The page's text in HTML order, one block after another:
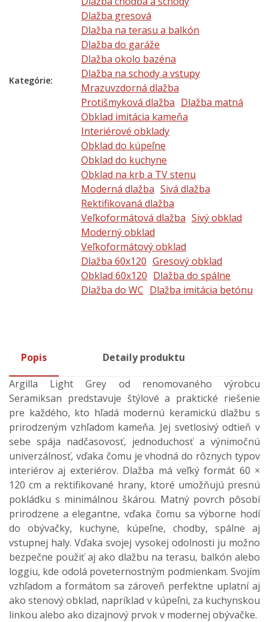
Kategórie:
Dlažba gresová
Dlažba na terasu a balkón
Dlažba do garáže
Dlažba okolo bazéna
Dlažba na schody a vstupy
Mrazuvzdorná dlažba
Protišmyková dlažba Dlažba matná
Obklad imitácia kameňa
Interiérové obklady
Obklad do kúpeľne
Obklad do kuchyne
Obklad na krb a TV stenu
Moderná dlažba Sivá dlažba
Rektifikovaná dlažba
Veľkoformátová dlažba Sivý obklad
Moderný obklad
Veľkoformátový obklad
Dlažba 60x120 Gresový obklad
Obklad 60x120 Dlažba do spálne
Dlažba do WC Dlažba imitácia betónu
Popis
Detaily produktu
Argilla Light Grey od renomovaného výrobcu
Seramiksan predstavuje štýlové a praktické riešenie
pre každého, kto hľadá modernú keramickú dlažbu s
prirodzeným vzhľadom kameňa. Jej svetlosivý odtieň v
sebe spája nadčasovosť, jednoduchosť a výnimočnú
univerzálnosť, vďaka čomu je vhodná do rôznych typov
interiérov aj exteriérov. Dlažba má veľký formát 60 ×
120 cm a rektifikované hrany, ktoré umožňujú presnú
pokládku s minimálnou škárou. Matný povrch pôsobí
prirodzene a elegantne, vďaka čomu sa výborne hodí
do obývačky, kuchyne, kúpeľne, chodby, spálne aj
vstupnej haly. Vďaka svojej vysokej odolnosti ju možno
bezpečne použiť aj ako dlažbu na terasu, balkón alebo
loggiu, kde odolá poveternostným podmienkam. Svojím
vzhľadom a formátom sa zároveň perfektne uplatní aj
ako stenový obklad, napríklad v kúpeľni, za kuchynskou
linkou alebo ako dizajnový prvok v modernej obývačke.